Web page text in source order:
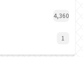
4,360
1